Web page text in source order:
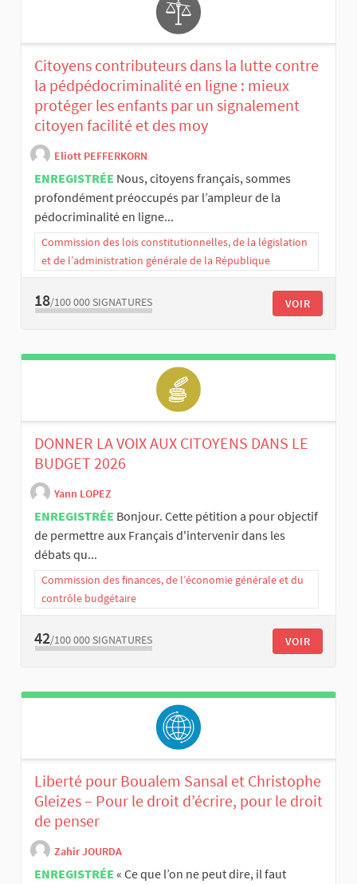
Citoyens contributeurs dans la lutte contre
la pédpédocriminalité en ligne : mieux
protéger les enfants par un signalement
citoyen facilité et des moy
Eliott PEFFERKORN
ENREGISTRÉE Nous, citoyens français, sommes
profondément préoccupés par l’ampleur de la
pédocriminalité en ligne...
Commission des lois constitutionnelles, de la législation
et de l’administration générale de la République
18/100 000 SIGNATURES VOIR
DONNER LA VOIX AUX CITOYENS DANS LE
BUDGET 2026
Yann LOPEZ
ENREGISTRÉE Bonjour. Cette pétition a pour objectif
de permettre aux Français d'intervenir dans les
débats qu...
Commission des finances, de l’économie générale et du
contrôle budgétaire
42/100 000 SIGNATURES VOIR
Liberté pour Boualem Sansal et Christophe
Gleizes – Pour le droit d’écrire, pour le droit
de penser
Zahir JOURDA
ENREGISTRÉE « Ce que l’on ne peut dire, il faut